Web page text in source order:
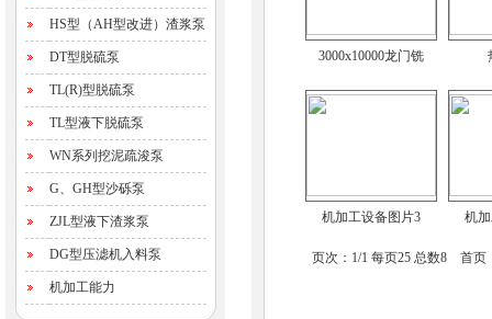
HS型（AH型改进）渣浆泵
DT型脱硫泵
TL(R)型脱硫泵
TL型液下脱硫泵
WN系列挖泥疏浚泵
G、GH型沙砾泵
ZJL型液下渣浆泵
DG型压滤机入料泵
机加工能力
3000x10000龙门铣
机加工设备图片3 机
页次：1/1 每页25 总数8 首